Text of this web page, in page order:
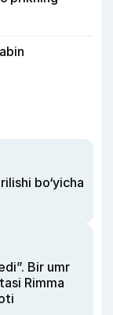
bo‘yicha
Bir umr
Rimma